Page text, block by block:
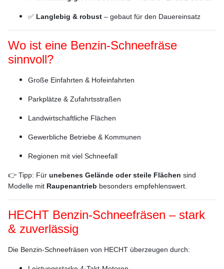
✅ Langlebig & robust – gebaut für den Dauereinsatz
Wo ist eine Benzin-Schneefräse
sinnvoll?
Große Einfahrten & Hofeinfahrten
Parkplätze & Zufahrtsstraßen
Landwirtschaftliche Flächen
Gewerbliche Betriebe & Kommunen
Regionen mit viel Schneefall
👉 Tipp: Für unebenes Gelände oder steile Flächen sind
Modelle mit Raupenantrieb besonders empfehlenswert.
HECHT Benzin-Schneefräsen – stark
& zuverlässig
Die Benzin-Schneefräsen von HECHT überzeugen durch: